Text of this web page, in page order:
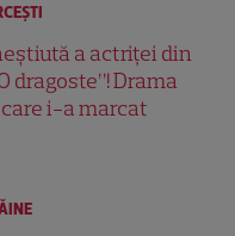
a actriței din
dragoste”! Drama
i-a marcat